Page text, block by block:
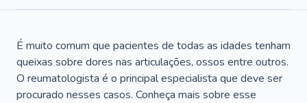
É muito comum que pacientes de todas as idades tenham
queixas sobre dores nas articulações, ossos entre outros.
O reumatologista é o principal especialista que deve ser
procurado nesses casos. Conheça mais sobre esse